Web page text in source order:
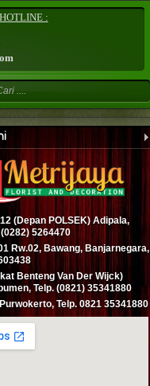
:
(Depan POLSEK) Adipala,
(0282) 5264470
Rw.02, Bawang, Banjarnegara,
Benteng Van Der Wijck)
Telp. (0821) 35341880
Telp. 0821 35341880